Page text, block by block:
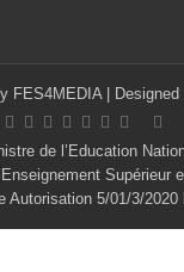
FES4MEDIA| Designed
de l’Education
Supérieur
Autorisation 5/01/3/2020